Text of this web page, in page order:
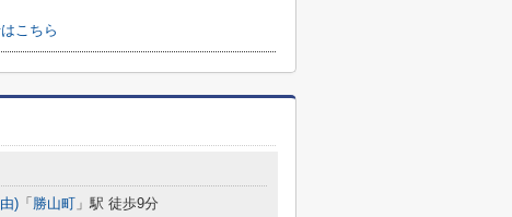
こちら
) 「 勝山町 」駅 徒歩9分